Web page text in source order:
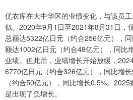
优衣库在大中华区的业绩变化，与该员
似。2020年9月1日至2021年8月31日，
总额达5322亿日元（约合256亿元），
额达1002亿日元（约合48亿元），同比
业绩。但此后，业绩增长开始放缓，
6770亿日元（约合326亿元），同比增
（约合50亿元），同比增长0.5%。
是出现了负增长。